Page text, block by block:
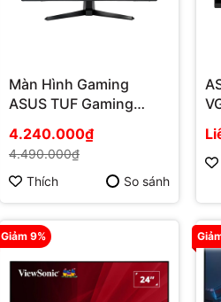
Màn Hình Gaming
ASUS TUF Gaming
4.240.000₫
4.490.000₫
Thích
So sánh
Giảm 9%